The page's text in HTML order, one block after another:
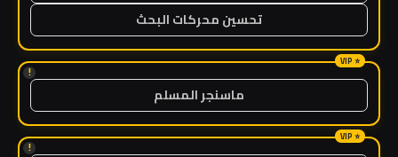
تحسين محركات البحث
!
ماسنجر المسلم
!